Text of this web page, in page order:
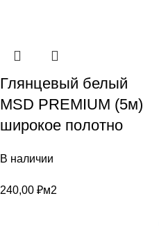
Глянцевый белый
MSD PREMIUM (5м)
широкое полотно
В наличии
240,00 ₽м2